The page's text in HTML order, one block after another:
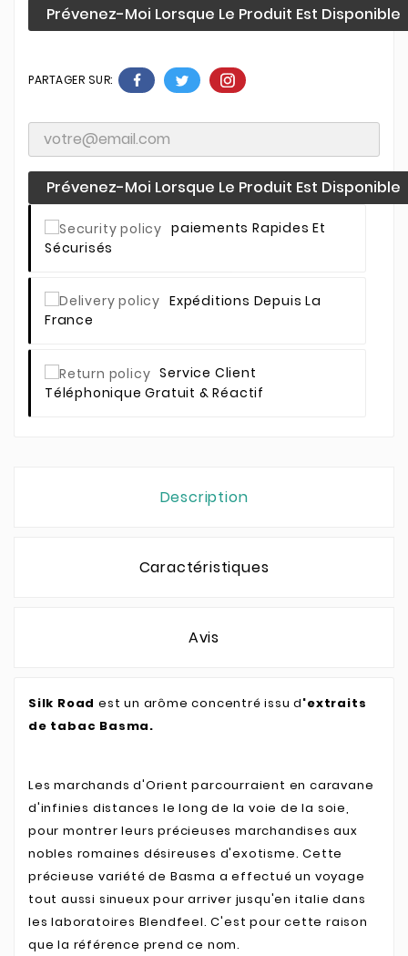
Prévenez-Moi Lorsque Le Produit Est Disponible
PARTAGER SUR:
Prévenez-Moi Lorsque Le Produit Est Disponible
Paiements Rapides Et
Sécurisés
Expéditions Depuis La
France
Service Client
Téléphonique Gratuit & Réactif
Description
Caractéristiques
Avis
Silk Road est un arôme concentré issu d'extraits
de tabac Basma.
Les marchands d'Orient parcourraient en caravane
d'infinies distances le long de la voie de la soie,
pour montrer leurs précieuses marchandises aux
nobles romaines désireuses d'exotisme. Cette
précieuse variété de Basma a effectué un voyage
tout aussi sinueux pour arriver jusqu'en italie dans
les laboratoires Blendfeel. C'est pour cette raison
que la référence prend ce nom.